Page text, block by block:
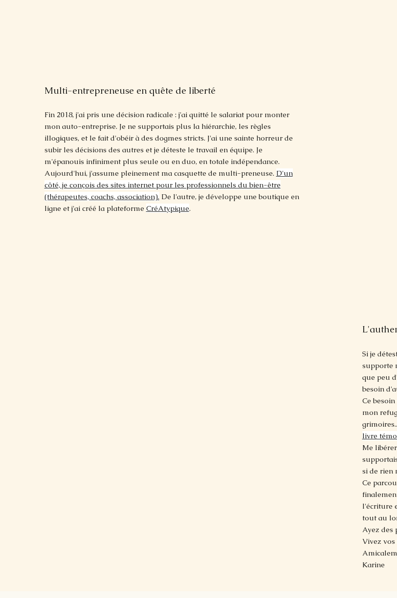
Multi-entrepreneuse en quête de liberté
Fin 2018, j'ai pris une décision radicale : j'ai quitté le salariat pour monter
mon auto-entreprise. Je ne supportais plus la hiérarchie, les règles
illogiques, et le fait d'obéir à des dogmes stricts. J'ai une sainte horreur de
subir les décisions des autres et je déteste le travail en équipe. Je
m'épanouis infiniment plus seule ou en duo, en totale indépendance.
Aujourd'hui, j'assume pleinement ma casquette de multi-preneuse. D'un
côté, je conçois des sites internet pour les professionnels du bien-être
(thérapeutes, coachs, association). De l'autre, je développe une boutique en
ligne et j'ai créé la plateforme CréAtypique.
Si je
supporte
que peu
besoin
Ce
mon
livre
Me
si de rien
Ce
l'écriture
tout au
Ayez des
Vivez vos
Karine